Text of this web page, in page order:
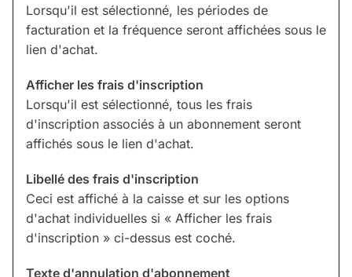
Lorsqu'il est sélectionné, les périodes de
facturation et la fréquence seront affichées sous le
lien d'achat.
Afficher les frais d'inscription
Lorsqu'il est sélectionné, tous les frais
d'inscription associés à un abonnement seront
affichés sous le lien d'achat.
Libellé des frais d'inscription
Ceci est affiché à la caisse et sur les options
d'achat individuelles si « Afficher les frais
d'inscription » ci-dessus est coché.
Texte d'annulation d'abonnement